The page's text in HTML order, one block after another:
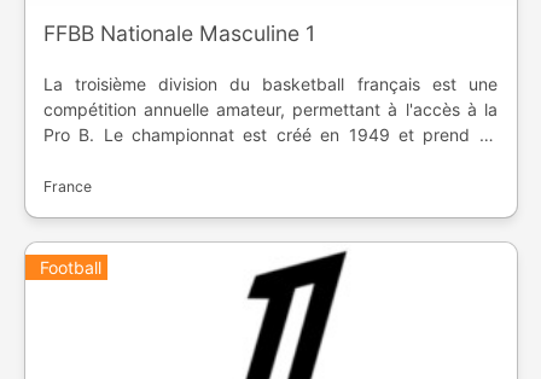
FFBB Nationale Masculine 1
La troisième division du basketball français est une
compétition annuelle amateur, permettant à l'accès à la
Pro B. Le championnat est créé en 1949 et prend sa
France
Football